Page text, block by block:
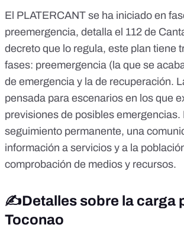
El PLATERCANT se ha iniciado en
preemergencia, detalla el 112 de
decreto que lo regula, este plan tiene
fases: preemergencia (la que se
de emergencia y la de recuperación.
pensada para escenarios en los que
previsiones de posibles emergencias.
seguimiento permanente, una
información a servicios y a la
comprobación de medios y recursos.
✍️Detalles sobre la carga
Toconao